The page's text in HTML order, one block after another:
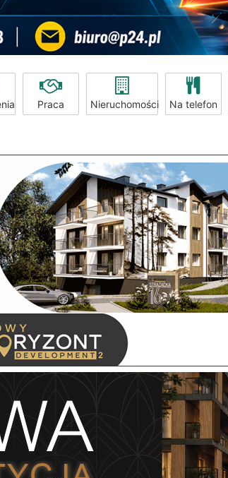
Praca Nieruchomości Na telefon